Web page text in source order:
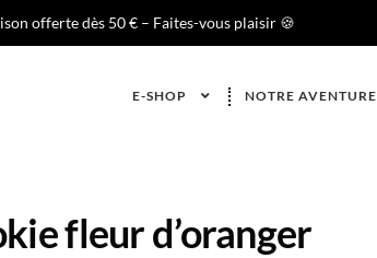
offerte dès 50 € – Faites-vous plaisir 🍪
E-SHOP NOTRE AVENTURE
fleur d’oranger